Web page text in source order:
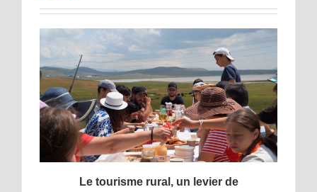
Le tourisme rural, un levier de